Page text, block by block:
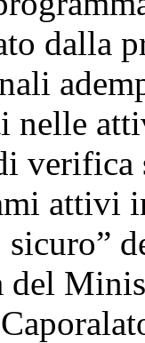
dalla
nelle
verifica
attivi
del